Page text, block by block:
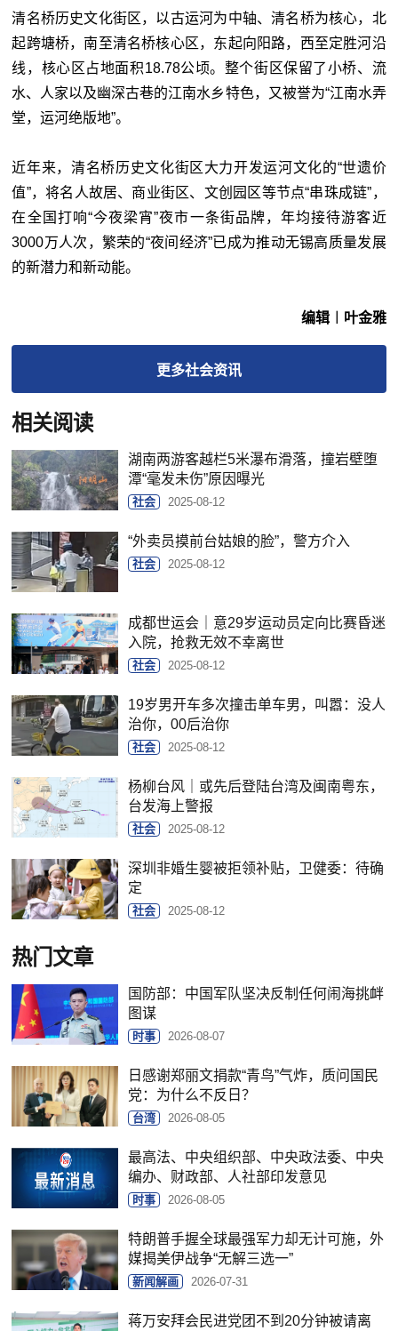
清名桥历史文化街区，以古运河为中轴、清名桥为核心，北
起跨塘桥，南至清名桥核心区，东起向阳路，西至定胜河沿
线，核心区占地面积18.78公顷。整个街区保留了小桥、流
水、人家以及幽深古巷的江南水乡特色，又被誉为“江南水弄
堂，运河绝版地”。
近年来，清名桥历史文化街区大力开发运河文化的“世遗价
值”，将名人故居、商业街区、文创园区等节点“串珠成链”，
在全国打响“今夜梁宵”夜市一条街品牌，年均接待游客近
3000万人次，繁荣的“夜间经济”已成为推动无锡高质量发展
的新潜力和新动能。
编辑︱叶金雅
更多社会资讯
相关阅读
湖南两游客越栏5米瀑布滑落，撞岩壁堕
潭“毫发未伤”原因曝光
社会 2025-08-12
“外卖员摸前台姑娘的脸”，警方介入
社会 2025-08-12
成都世运会｜意29岁运动员定向比赛昏迷
入院，抢救无效不幸离世
社会 2025-08-12
19岁男开车多次撞击单车男，叫嚣：没人
治你，00后治你
社会 2025-08-12
杨柳台风｜或先后登陆台湾及闽南粤东，
台发海上警报
社会 2025-08-12
深圳非婚生婴被拒领补贴，卫健委：待确
定
社会 2025-08-12
热门文章
国防部：中国军队坚决反制任何闹海挑衅
图谋
时事 2026-08-07
日感谢郑丽文捐款“青鸟”气炸，质问国民
党：为什么不反日？
台湾 2026-08-05
最高法、中央组织部、中央政法委、中央
编办、财政部、人社部印发意见
时事 2026-08-05
特朗普手握全球最强军力却无计可施，外
媒揭美伊战争“无解三选一”
新闻解画 2026-07-31
蒋万安拜会民进党团不到20分钟被请离